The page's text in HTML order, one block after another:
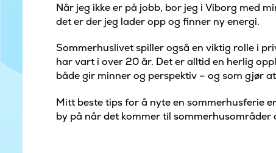
Når jeg ikke er på jobb, bor jeg i Viborg med
det er der jeg lader opp og finner ny energi.
Sommerhuslivet spiller også en viktig rolle i
har vart i over 20 år. Det er alltid en herlig
både gir minner og perspektiv – og som gjør
Mitt beste tips for å nyte en sommerhusferie
by på når det kommer til sommerhusområder